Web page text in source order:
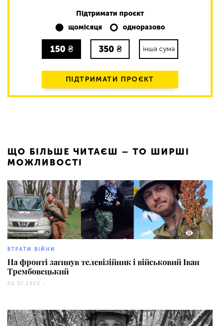
Підтримати проєкт
щомісяця
одноразово
150 ₴ 350 ₴ інша сума
ПІДТРИМАТИ ПРОЄКТ
ЩО БІЛЬШЕ ЧИТАЄШ – ТО ШИРШІ
МОЖЛИВОСТІ
151
ВТРАТИ ВІЙНИ
На фронті загинув телевізійник і військовий Іван
Трембовецький
06.07.2026 -